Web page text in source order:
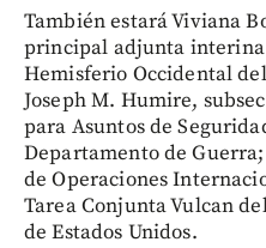
También estará Viviana
principal adjunta interina
Hemisferio Occidental
Joseph M. Humire,
para Asuntos de
Departamento de
de Operaciones
Tarea Conjunta Vulcan
de Estados Unidos.